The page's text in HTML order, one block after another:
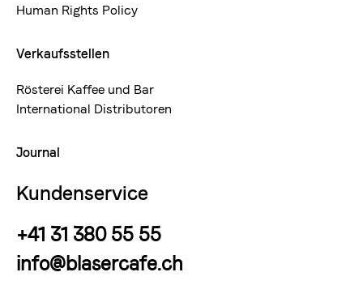
Human Rights Policy
Verkaufsstellen
Rösterei Kaffee und Bar
International Distributoren
Journal
Kundenservice
+41 31 380 55 55
info@blasercafe.ch